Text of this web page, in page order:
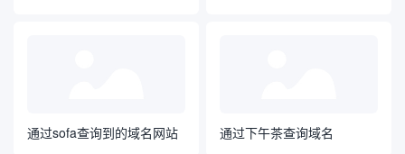
通过sofa查询到的域名网站 通过下午茶查询域名